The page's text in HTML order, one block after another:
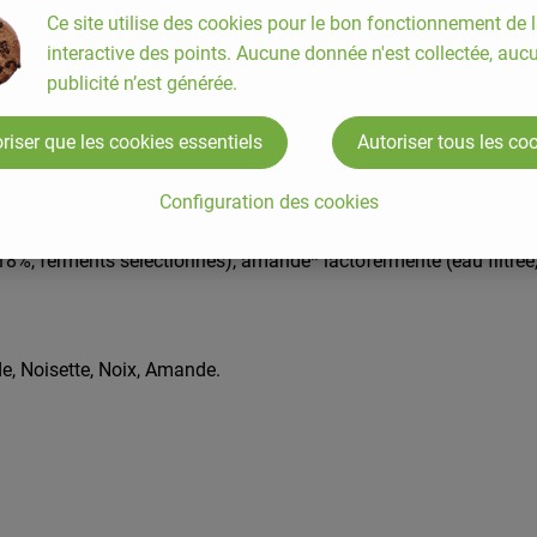
crémeuse et gourmande, cest une alternative parfaite
: dans vos lasagnes, en farce pour des raviolis, étalée
et en ferments prébiotiques et probiotiques. Il contribue
des consommateurs soucieux d'une alimentation saine et
ferments sélectionnés), amande* lactofermenté (eau
Noisette, Noix, Amande.
Ce site utilise des cookies pour le bon fonctionnement de
interactive des points. Aucune donnée n'est collectée,
publicité n’est générée.
Configuration des cookies
que les cookies essentiels Autoriser tous les